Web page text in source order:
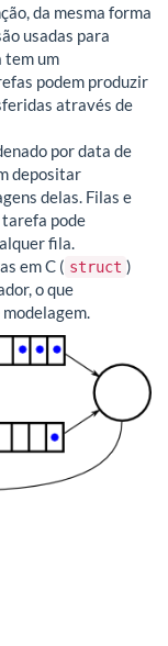
da mesma forma
usadas para
tem um
podem produzir
através de
por data de
depositar
delas. Filas e
pode
fila.
em C ( struct )
o que